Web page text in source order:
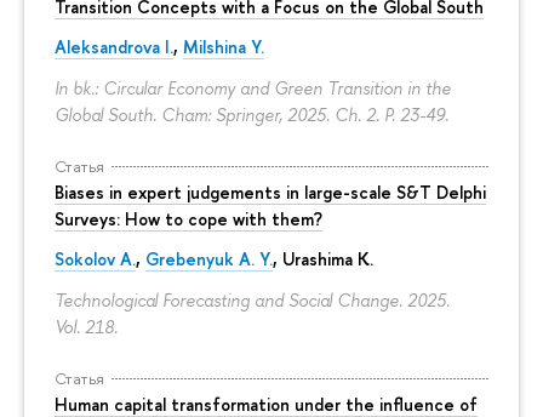
Transition Concepts with a Focus on the Global South
Aleksandrova I., Milshina Y.
In bk.: Circular Economy and Green Transition in the
Global South. Cham: Springer, 2025. Ch. 2. P. 23-49.
Статья
Biases in expert judgements in large-scale S&T Delphi
Surveys: How to cope with them?
Sokolov A., Grebenyuk A. Y., Urashima K.
Technological Forecasting and Social Change. 2025.
Vol. 218.
Статья
Human capital transformation under the influence of